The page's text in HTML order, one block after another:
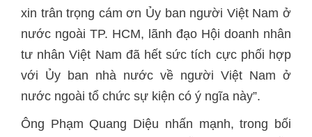
xin trân trọng cám ơn Ủy ban người Việt Nam ở
nước ngoài TP. HCM, lãnh đạo Hội doanh nhân
tư nhân Việt Nam đã hết sức tích cực phối hợp
với Ủy ban nhà nước về người Việt Nam ở
nước ngoài tổ chức sự kiện có ý ngĩa này”.
Ông Phạm Quang Diệu nhấn mạnh, trong bối